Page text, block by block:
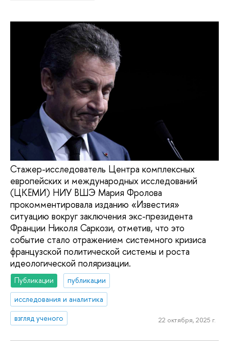
Стажер-исследователь Центра комплексных
европейских и международных исследований
(ЦКЕМИ) НИУ ВШЭ Мария Фролова
прокомментировала изданию «Известия»
ситуацию вокруг заключения экс-президента
Франции Николя Саркози, отметив, что это
событие стало отражением системного кризиса
французской политической системы и роста
идеологической поляризации.
Публикации
публикации
исследования и аналитика
взгляд ученого
22 октября, 2025 г.